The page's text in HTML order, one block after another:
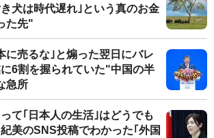
犬は時代遅れ｣という真のお金
た先"
に売るな｣と煽った翌日にバレ
6割を握られていた"中国の半
急所
て｢日本人の生活｣はどうでも
美のSNS投稿でわかった｢外国